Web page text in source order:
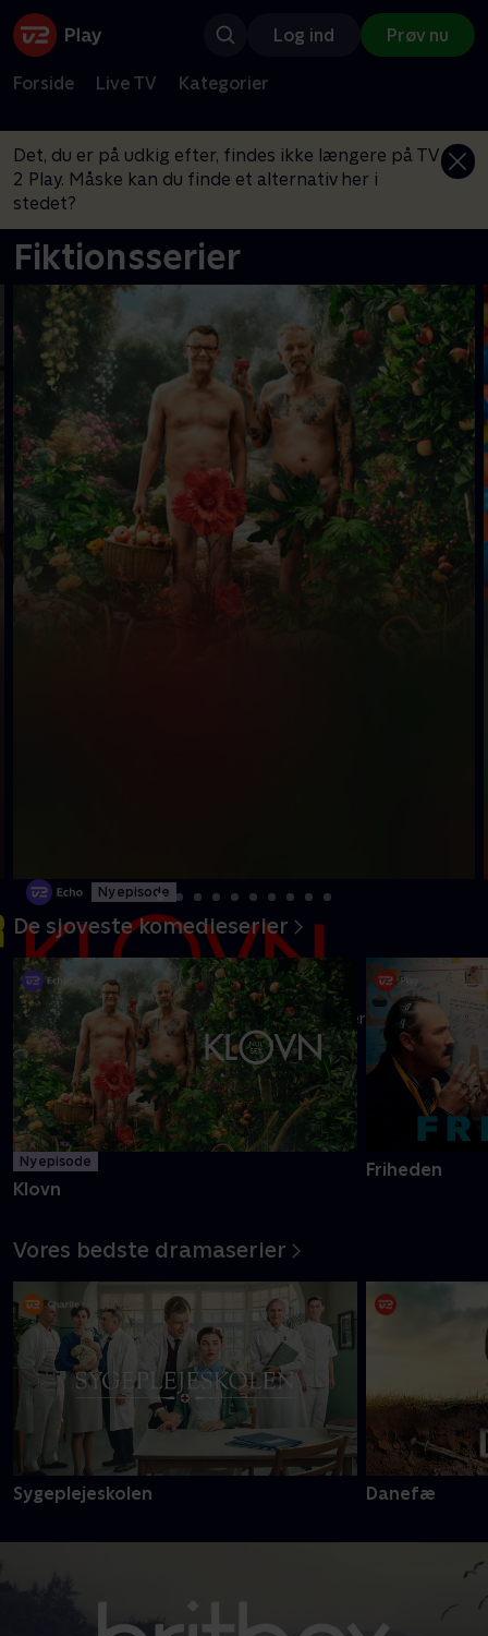
Log ind Prøv nu
Forside Live TV Kategorier
Det, du er på udkig efter, findes ikke længere på TV
2 Play. Måske kan du finde et alternativ her i
stedet?
Fiktionsserier
Ny episode
Danmarks pinligste makkerpar Frank og Casper navigerer livet
med tvivlsom succes
Mere info
De sjoveste komedieserier
Ny episode
Klovn
Friheden
Vores bedste dramaserier
Sygeplejeskolen Danefæ